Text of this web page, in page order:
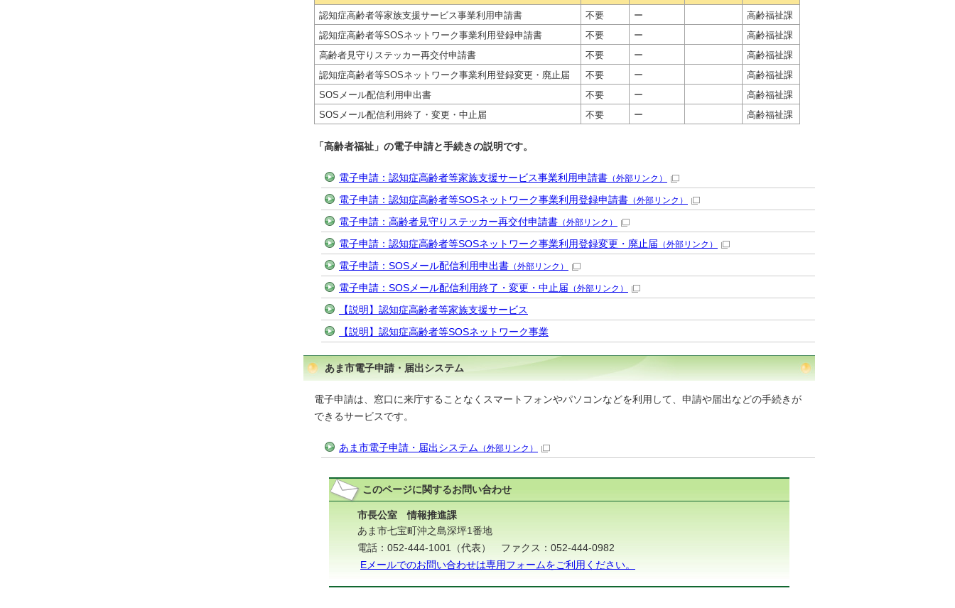
認知症高齢者等家族支援サービス事業利用申請書
不要 ー
高齢福祉課
認知症高齢者等SOSネットワーク事業利用登録申請書
不要 ー
高齢福祉課
高齢者見守りステッカー再交付申請書
不要 ー
高齢福祉課
認知症高齢者等SOSネットワーク事業利用登録変更・廃止届
不要 ー
高齢福祉課
SOSメール配信利用申出書
不要 ー
高齢福祉課
SOSメール配信利用終了・変更・中止届
不要 ー 高齢福祉課
「高齢者福祉」の電子申請と手続きの説明です。
電子申請：認知症高齢者等家族支援サービス事業利用申請書 （外部リンク）
電子申請：認知症高齢者等SOSネットワーク事業利用登録申請書 （外部リンク）
電子申請：高齢者見守りステッカー再交付申請書 （外部リンク）
電子申請：認知症高齢者等SOSネットワーク事業利用登録変更・廃止届 （外部リンク）
電子申請：SOSメール配信利用申出書 （外部リンク）
電子申請：SOSメール配信利用終了・変更・中止届 （外部リンク）
【説明】認知症高齢者等家族支援サービス
【説明】認知症高齢者等SOSネットワーク事業
あま市電子申請・届出システム
電子申請は、窓口に来庁することなくスマートフォンやパソコンなどを利用して、申請や届出などの手続きが
できるサービスです。
あま市電子申請・届出システム （外部リンク）
このページに関するお問い合わせ
市長公室 情報推進課
あま市七宝町沖之島深坪1番地
電話：052-444-1001（代表） ファクス：052-444-0982
Eメールでのお問い合わせは専用フォームをご利用ください。